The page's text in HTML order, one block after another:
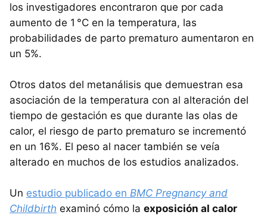
los investigadores encontraron que por cada
aumento de 1 °C en la temperatura, las
probabilidades de parto prematuro aumentaron en
un 5%.​
Otros datos del metanálisis que demuestran esa
asociación de la temperatura con al alteración del
tiempo de gestación es que durante las olas de
calor, el riesgo de parto prematuro se incrementó
en un 16%.​ El peso al nacer también se veía
alterado en muchos de los estudios analizados.
Un estudio publicado en BMC Pregnancy and
Childbirth examinó cómo la exposición al calor